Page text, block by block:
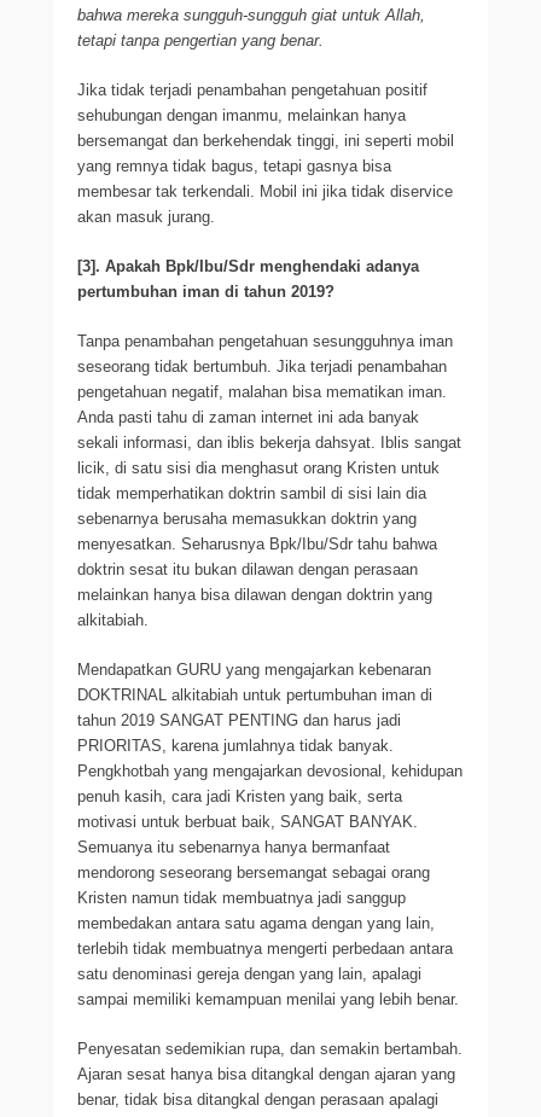
bahwa mereka sungguh-sungguh giat untuk Allah,
tetapi tanpa pengertian yang benar.
Jika tidak terjadi penambahan pengetahuan positif
sehubungan dengan imanmu, melainkan hanya
bersemangat dan berkehendak tinggi, ini seperti mobil
yang remnya tidak bagus, tetapi gasnya bisa
membesar tak terkendali. Mobil ini jika tidak diservice
akan masuk jurang.
[3]. Apakah Bpk/Ibu/Sdr menghendaki adanya
pertumbuhan iman di tahun 2019?
Tanpa penambahan pengetahuan sesungguhnya iman
seseorang tidak bertumbuh. Jika terjadi penambahan
pengetahuan negatif, malahan bisa mematikan iman.
Anda pasti tahu di zaman internet ini ada banyak
sekali informasi, dan iblis bekerja dahsyat. Iblis sangat
licik, di satu sisi dia menghasut orang Kristen untuk
tidak memperhatikan doktrin sambil di sisi lain dia
sebenarnya berusaha memasukkan doktrin yang
menyesatkan. Seharusnya Bpk/Ibu/Sdr tahu bahwa
doktrin sesat itu bukan dilawan dengan perasaan
melainkan hanya bisa dilawan dengan doktrin yang
alkitabiah.
Mendapatkan GURU yang mengajarkan kebenaran
DOKTRINAL alkitabiah untuk pertumbuhan iman di
tahun 2019 SANGAT PENTING dan harus jadi
PRIORITAS, karena jumlahnya tidak banyak.
Pengkhotbah yang mengajarkan devosional, kehidupan
penuh kasih, cara jadi Kristen yang baik, serta
motivasi untuk berbuat baik, SANGAT BANYAK.
Semuanya itu sebenarnya hanya bermanfaat
mendorong seseorang bersemangat sebagai orang
Kristen namun tidak membuatnya jadi sanggup
membedakan antara satu agama dengan yang lain,
terlebih tidak membuatnya mengerti perbedaan antara
satu denominasi gereja dengan yang lain, apalagi
sampai memiliki kemampuan menilai yang lebih benar.
Penyesatan sedemikian rupa, dan semakin bertambah.
Ajaran sesat hanya bisa ditangkal dengan ajaran yang
benar, tidak bisa ditangkal dengan perasaan apalagi